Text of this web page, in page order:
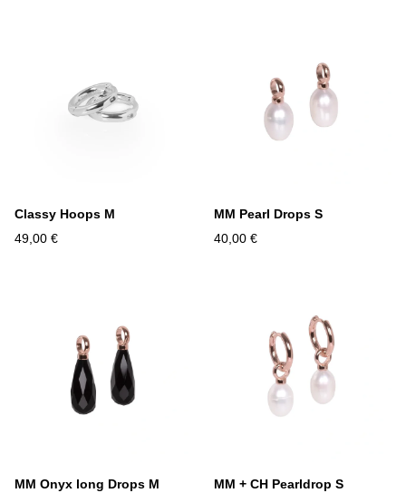
Classy Hoops M
49,00 €
MM Pearl Drops S
40,00 €
MM Onyx long Drops M
MM + CH Pearldrop S